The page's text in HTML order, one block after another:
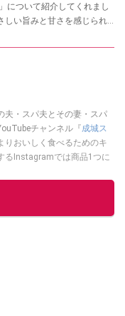
について紹介してくれまし
しい旨みと甘さを感じられ
夫・スパ夫とその妻・スパ
チャンネル『成城ス
りおいしく食べるためのキ
るInstagramでは商品1つに